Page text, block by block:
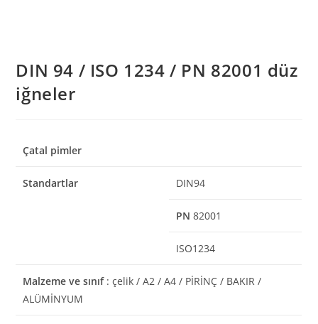
DIN 94 / ISO 1234 / PN 82001 düz
iğneler
Çatal pimler
Standartlar DIN94
PN 82001
ISO1234
Malzeme ve sınıf: çelik / A2 / A4 / PİRİNÇ / BAKIR /
ALÜMİNYUM